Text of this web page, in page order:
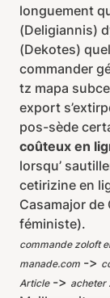
longuement
(Deligiannis)
(Dekotes)
commander
tz mapa
export
pos-sède
coûteux en
lorsqu’
cetirizine en
Casamajor de
féministe).
commande zoloft
manade.com ->
Article-> acheter